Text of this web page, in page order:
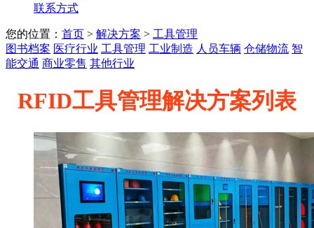
联系方式
您的位置： 首页 > 解决方案 > 工具管理
图书档案 医疗行业 工具管理 工业制造 人员车辆 仓储物流 智
能交通 商业零售 其他行业
RFID工具管理解决方案列表